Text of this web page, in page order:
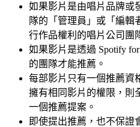
如果影片是由唱片品牌或
隊的「管理員」或「編輯
行作品權利的唱片公司團
如果影片是透過 Spotify
的團隊才能推薦。
每部影片只有一個推薦資
擁有相同影片的權限，則
一個推薦提案。
即使提出推薦，也不保證